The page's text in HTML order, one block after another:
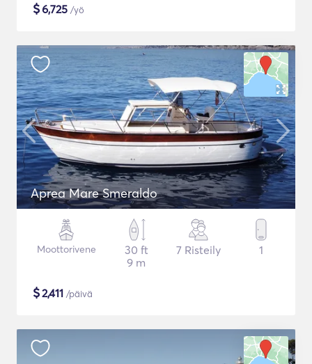
$6,725 /yö
Aprea Mare Smeraldo
Moottorivene
30 ft
9 m
7 Risteily 1
$2,411 /päivä